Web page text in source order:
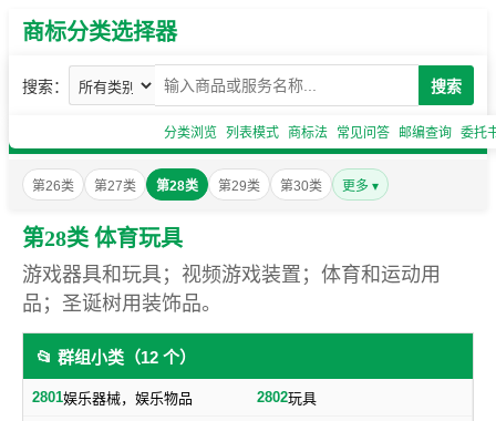
商标分类选择器
搜索： 搜索
分类浏览 列表模式 商标法 常见问答 邮编查询 委托
第26类 第27类 第28类 第29类 第30类 更多 ▾
第28类 体育玩具
游戏器具和玩具；视频游戏装置；体育和运动用
品；圣诞树用装饰品。
📂 群组小类（12 个）
2801娱乐器械，娱乐物品 2802玩具